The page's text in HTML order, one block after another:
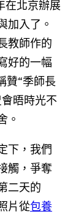
在北京辦展
加入了。
教師作的
好的一幅
贊“季師長
晤時光不
。
下，我們
觸，爭奪
二天的
片從包養